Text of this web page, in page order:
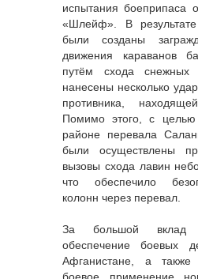
испытания боеприпаса
«Шлейф». В
были созданы
движения караванов
путём схода
нанесены несколько
противника,
Помимо этого, с
районе перевала
были осуществлены
вызовы схода лавин
что обеспечило
колонн через перевал.
За большой вклад
обеспечение боевых
Афганистане, а